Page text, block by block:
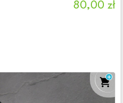
80,00 zł